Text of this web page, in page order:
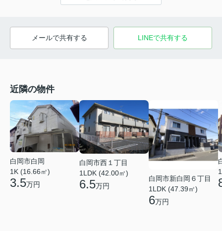
メールで共有する LINEで共有する
近隣の物件
白岡市白岡
1K (16.66㎡)
3.5万円
白岡市西１丁目
1LDK (42.00㎡)
6.5万円
白岡市新白岡６丁目
1LDK (47.39㎡)
6万円